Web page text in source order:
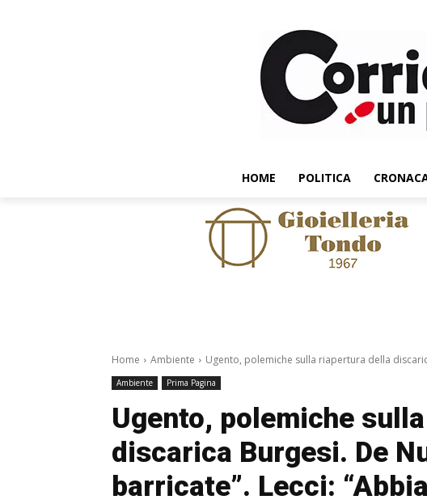
HOME POLITICA
Home Ambiente Ugento, polemiche sulla riapertura della
Ambiente Prima Pagina
Ugento, polemiche
discarica Burgesi. De
barricate”. Lecci: